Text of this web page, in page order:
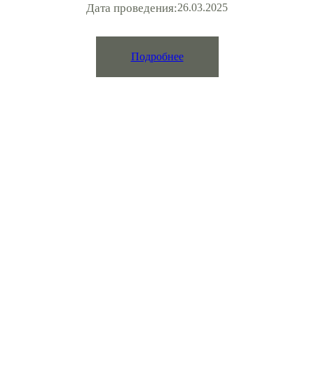
Дата проведения:26.03.2025
Подробнее